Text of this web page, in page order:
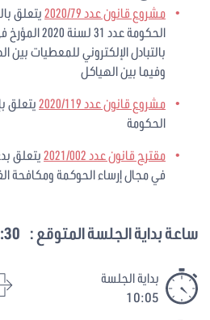
مشروع قانون عدد 2020/79
يتعلق
بالتبادل الإلكتروني للمعطيات بين
وفيما بين الهياكل
مشروع قانون عدد 2020/119
يتعلق
الحكومة
مقترح قانون عدد 2021/002
يتعلق
في مجال إرساء الحوكمة ومكافحة
ساعة بداية الجلسة المتوقع :
بداية الجلسة
10:05